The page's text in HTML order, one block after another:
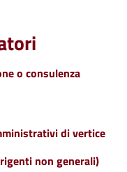
o consulenza
di vertice
non generali)